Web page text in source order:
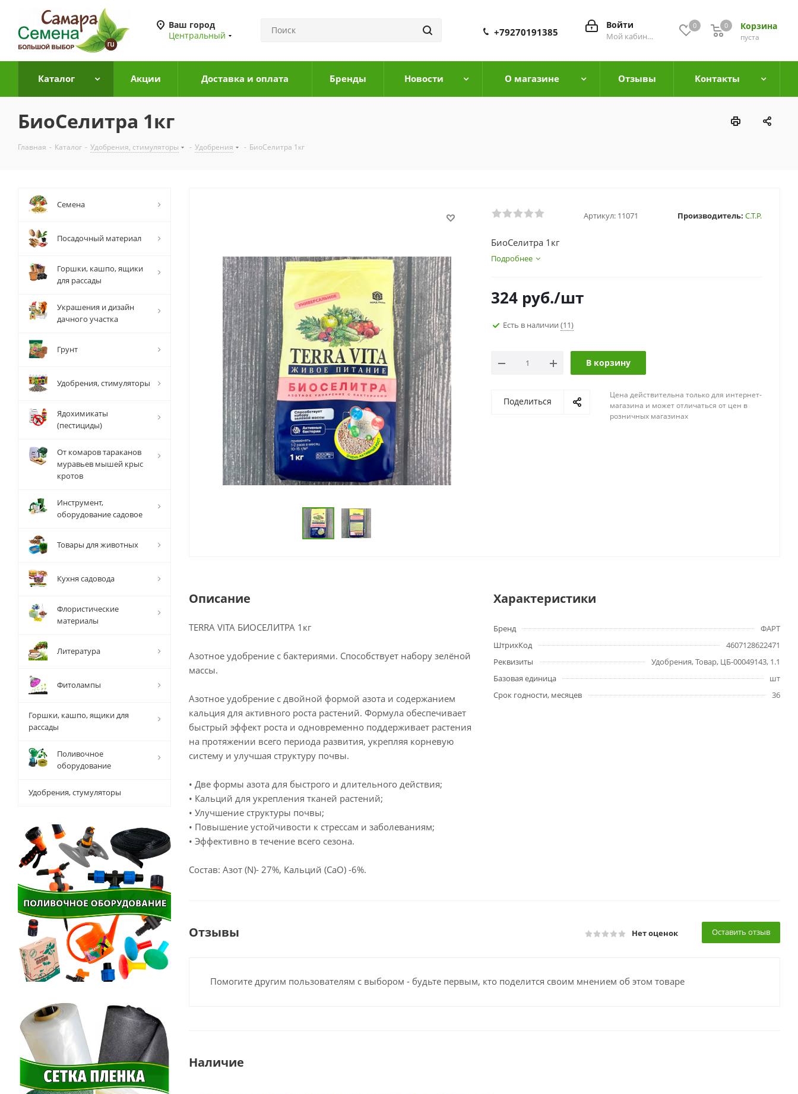
Ваш город
Центральный
0 Корзина
0
пуста
0
Войти
Мой кабинет
+79270191385
Каталог Акции Доставка и оплата Бренды Новости О магазине Отзывы Контакты
БиоСелитра 1кг
Главная - Каталог - Удобрения, стимуляторы - Удобрения - БиоСелитра 1кг
Артикул: 11071 Производитель: С.Т.Р.
БиоСелитра 1кг
Подробнее
324 руб./шт
Есть в наличии (11)
В корзину
Поделиться
Цена действительна только для интернет-
магазина и может отличаться от цен в
розничных магазинах
Описание
TERRA VITA БИОСЕЛИТРА 1кг
Азотное удобрение с бактериями. Способствует набору зелёной
массы.
Азотное удобрение с двойной формой азота и содержанием
кальция для активного роста растений. Формула обеспечивает
быстрый эффект роста и одновременно поддерживает растения
на протяжении всего периода развития, укрепляя корневую
систему и улучшая структуру почвы.
• Две формы азота для быстрого и длительного действия;
• Кальций для укрепления тканей растений;
• Улучшение структуры почвы;
• Повышение устойчивости к стрессам и заболеваниям;
• Эффективно в течение всего сезона.
Состав: Азот (N)- 27%, Кальций (CaO) -6%.
Характеристики
Бренд
ФАРТ
ШтрихКод
4607128622471
Реквизиты
Удобрения, Товар, ЦБ-00049143, 1.1
Базовая единица
шт
Срок годности, месяцев
36
Отзывы Нет оценок Оставить отзыв
Помогите другим пользователям с выбором - будьте первым, кто поделится своим мнением об этом товаре
Наличие
Семена
Посадочный материал
Горшки, кашпо, ящики
для рассады
Украшения и дизайн
дачного участка
Грунт
Удобрения, стимуляторы
Ядохимикаты
(пестициды)
От комаров тараканов
муравьев мышей крыс
кротов
Инструмент,
оборудование садовое
Товары для животных
Кухня садовода
Флористические
материалы
Литература
Фитолампы
Горшки, кашпо, ящики для
рассады
Поливочное
оборудование
Удобрения, стумуляторы